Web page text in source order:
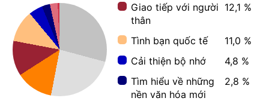
Giao tiếp với người
thân
12,1 %
Tình bạn quốc tế
11,0 %
Cải thiện bộ nhớ
4,8 %
Tìm hiểu về những
nền văn hóa mới
2,8 %